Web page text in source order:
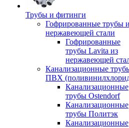
Трубы и фитинги
Гофрированные трубы
нержавеющей стали
Гофрированные
трубы Lavita из
нержавеющей
Канализационные
ПВХ
Канализационные
трубы Ostendorf
Канализационные
трубы Политэк
Канализационные